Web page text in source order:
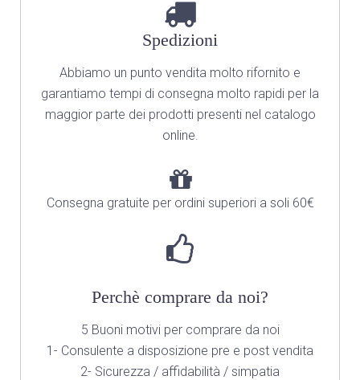
Spedizioni
Abbiamo un punto vendita molto rifornito e
garantiamo tempi di consegna molto rapidi per la
maggior parte dei prodotti presenti nel catalogo
online.
Consegna gratuite per ordini superiori a soli 60€
Perchè comprare da noi?
5 Buoni motivi per comprare da noi
1- Consulente a disposizione pre e post vendita
2- Sicurezza / affidabilità / simpatia